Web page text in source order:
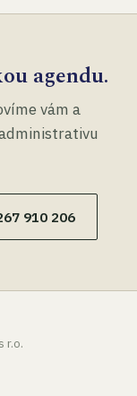
agendu.
vám a
910 206
r.o.